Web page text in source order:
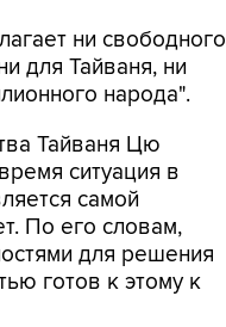
ни свободного
для Тайваня, ни
народа".
Тайваня Цю
ситуация в
самой
По его словам,
для решения
готов к этому к